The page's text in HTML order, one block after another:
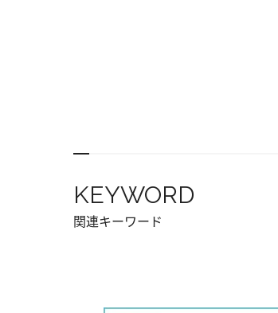
KEYWORD
関連キーワード